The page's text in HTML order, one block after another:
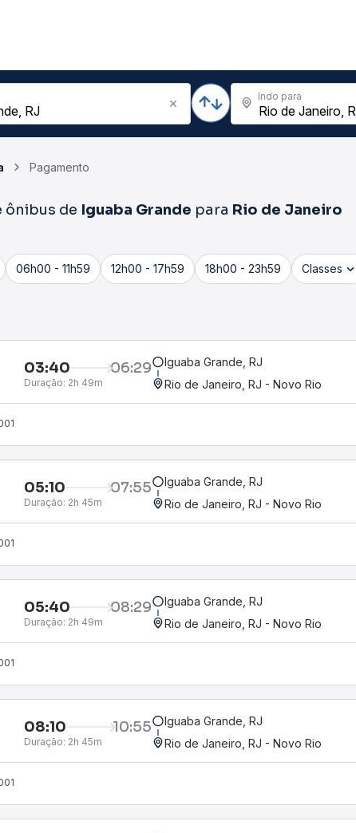
Indo para
Pagamento
ônibus de Iguaba Grande para Rio de Janeiro
06h00 - 11h59 12h00 - 17h59 18h00 - 23h59 Classes
03:40 06:29
Duração: 2h 49m
Iguaba Grande, RJ
Rio de Janeiro, RJ - Novo Rio
05:10 07:55
Duração: 2h 45m
Iguaba Grande, RJ
Rio de Janeiro, RJ - Novo Rio
05:40 08:29
Duração: 2h 49m
Iguaba Grande, RJ
Rio de Janeiro, RJ - Novo Rio
08:10 10:55
Duração: 2h 45m
Iguaba Grande, RJ
Rio de Janeiro, RJ - Novo Rio